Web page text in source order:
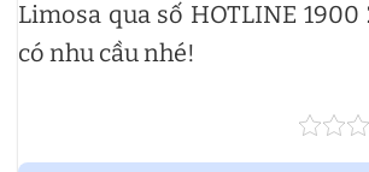
Limosa qua số HOTLINE 1900
có nhu cầu nhé!